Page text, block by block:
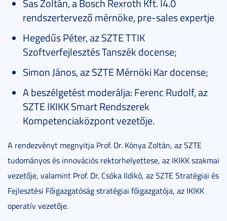
Sas Zoltán, a Bosch Rexroth Kft. I4.0
rendszertervező mérnöke, pre-sales expertje
Hegedűs Péter, az SZTE TTIK
Szoftverfejlesztés Tanszék docense;
Simon János, az SZTE Mérnöki Kar docense;
A beszélgetést moderálja: Ferenc Rudolf, az
SZTE IKIKK Smart Rendszerek
Kompetenciaközpont vezetője.
A rendezvényt megnyitja Prof. Dr. Kónya Zoltán, az SZTE
tudományos és innovációs rektorhelyettese, az IKIKK szakmai
vezetője, valamint Prof. Dr. Csóka Ildikó, az SZTE Stratégiai és
Fejlesztési Főigazgatóság stratégiai főigazgatója, az IKIKK
operatív vezetője.